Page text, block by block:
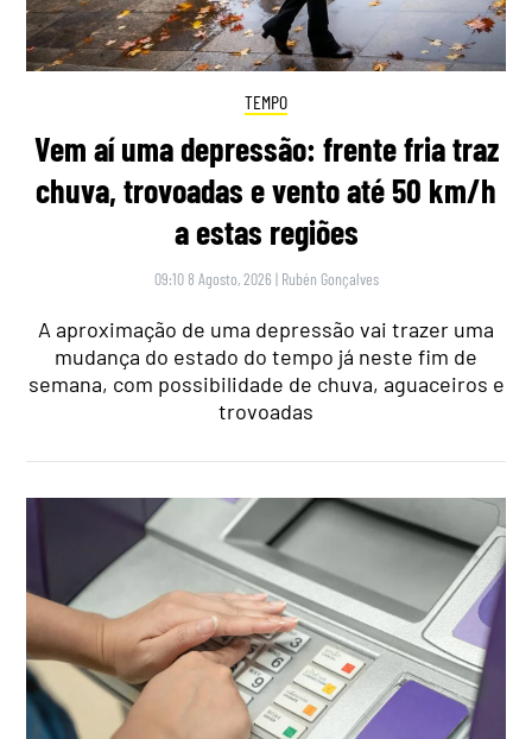
TEMPO
Vem aí uma depressão: frente fria traz
chuva, trovoadas e vento até 50 km/h
a estas regiões
09:10 8 Agosto, 2026 | Rubén Gonçalves
A aproximação de uma depressão vai trazer uma
mudança do estado do tempo já neste fim de
semana, com possibilidade de chuva, aguaceiros e
trovoadas